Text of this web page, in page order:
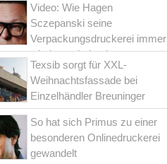
Video: Wie Hagen
Sczepanski seine
Verpackungsdruckerei immer
wieder optimiert hat
Texsib sorgt für XXL-
Weihnachtsfassade bei
Einzelhändler Breuninger
So hat sich Primus zu einer
besonderen Onlinedruckerei
gewandelt